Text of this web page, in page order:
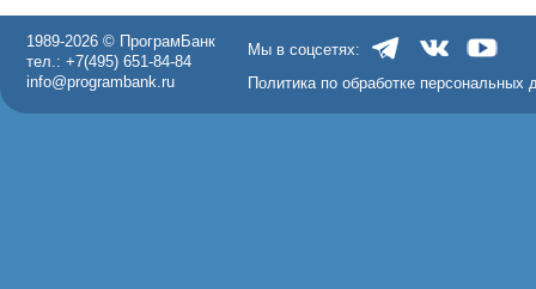
1989-2026 © ПрограмБанк
тел.: +7(495) 651-84-84
info@programbank.ru
Мы в соцсетях:
Политика по обработке персональных